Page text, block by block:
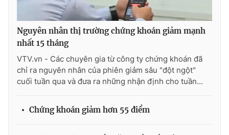
Ðiện thoại Thời báo VTV:024.66 897 897
Email:toasoan@vtv.vn
Liên hệ quảng cáo:024-7300.7108
Nguyên nhân thị trường chứng khoán giảm mạnh
nhất 15 tháng
VTV.vn - Các chuyên gia từ công ty chứng khoán đã
chỉ ra nguyên nhân của phiên giảm sâu "đột ngột"
cuối tuần qua và đưa ra những nhận định cho tuần...
Chứng khoán giảm hơn 55 điểm